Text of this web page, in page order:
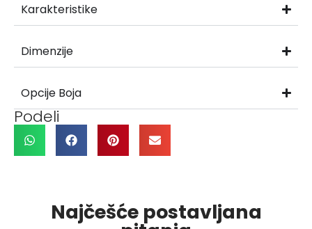
Karakteristike
Dimenzije
Opcije Boja
Podeli
Najčešće postavljana